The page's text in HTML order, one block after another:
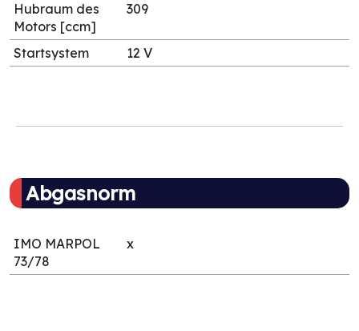
Hubraum des
Motors [ccm]
309
Startsystem 12 V
Abgasnorm
IMO MARPOL
73/78
x